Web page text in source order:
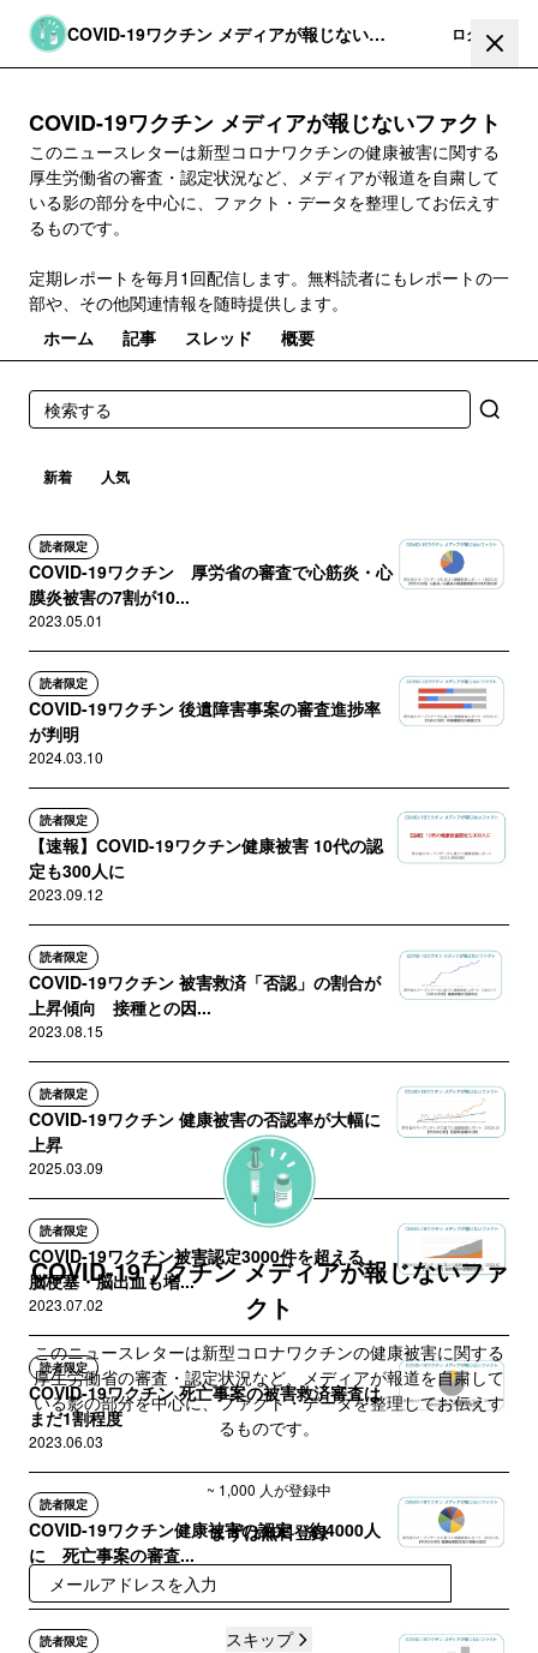
COVID-19ワクチン メディアが報じないフ
ログイン
COVID-19ワクチン メディアが報じないファクト
このニュースレターは新型コロナワクチンの健康被害に関する
厚生労働省の審査・認定状況など、メディアが報道を自粛して
いる影の部分を中心に、ファクト・データを整理してお伝えす
るものです。
定期レポートを毎月1回配信します。無料読者にもレポートの一
部や、その他関連情報を随時提供します。
ホーム
記事 スレッド 概要
新着 人気
読者限定
COVID-19ワクチン 厚労省の審査で心筋炎・心
膜炎被害の7割が10...
2023.05.01
読者限定
COVID-19ワクチン 後遺障害事案の審査進捗率
が判明
2024.03.10
読者限定
【速報】COVID-19ワクチン健康被害 10代の認
定も300人に
2023.09.12
読者限定
COVID-19ワクチン 被害救済「否認」の割合が
上昇傾向 接種との因...
2023.08.15
読者限定
COVID-19ワクチン 健康被害の否認率が大幅に
上昇
2025.03.09
読者限定
COVID-19ワクチン被害認定3000件を超える
脳梗塞・脳出血も増...
2023.07.02
読者限定
COVID-19ワクチン 死亡事案の被害救済審査は
まだ1割程度
2023.06.03
読者限定
COVID-19ワクチン健康被害の認定 約4000人
に 死亡事案の審査...
2023.09.03
読者限定
COVID-19ワクチン メディアが報じないファ
クト
このニュースレターは新型コロナワクチンの健康被害に関する
厚生労働省の審査・認定状況など、メディアが報道を自粛して
いる影の部分を中心に、ファクト・データを整理してお伝えす
るものです。
定期レポートを毎月1回配信します。無料読者にもレポートの一
部や、その他関連情報を随時提供します。
~ 1,000 人が登録中
まずは無料登録
スキップ